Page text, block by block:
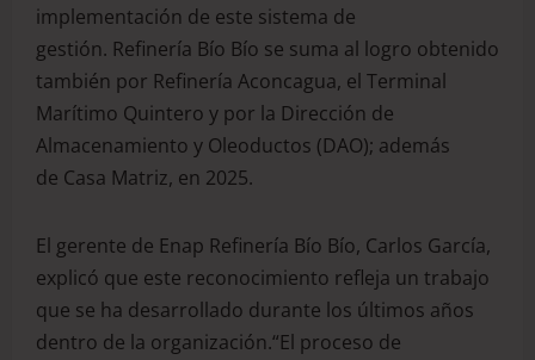
implementación de este sistema de
gestión. Refinería Bío Bío se suma al logro obtenido
también por Refinería Aconcagua, el Terminal
Marítimo Quintero y por la Dirección de
Almacenamiento y Oleoductos (DAO); además
de Casa Matriz, en 2025.
El gerente de Enap Refinería Bío Bío, Carlos García,
explicó que este reconocimiento refleja un trabajo
que se ha desarrollado durante los últimos años
dentro de la organización.“El proceso de